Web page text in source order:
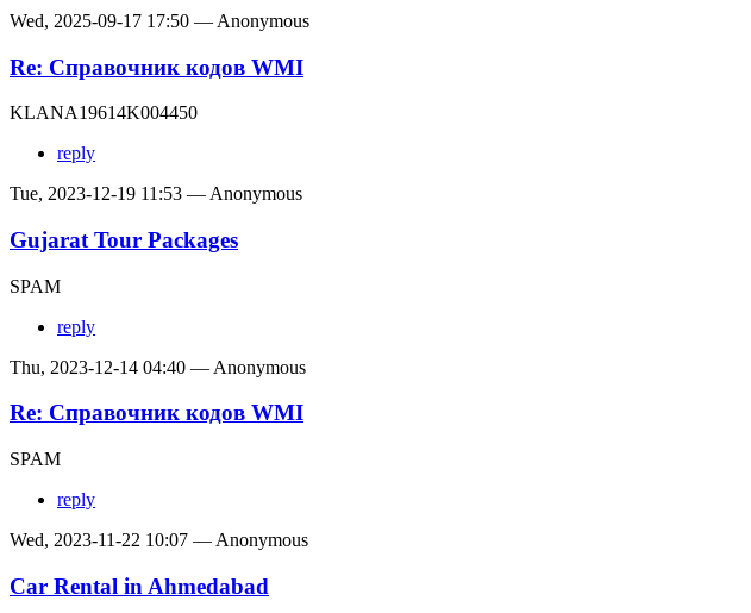
Wed, 2025-09-17 17:50 — Anonymous
Re: Справочник кодов WMI
KLANA19614K004450
reply
Tue, 2023-12-19 11:53 — Anonymous
Gujarat Tour Packages
SPAM
reply
Thu, 2023-12-14 04:40 — Anonymous
Re: Справочник кодов WMI
SPAM
reply
Wed, 2023-11-22 10:07 — Anonymous
Car Rental in Ahmedabad